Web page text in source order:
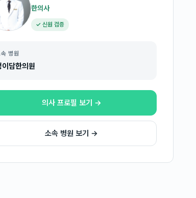
한의사
✓ 신원 검증
병원
이담한의원
의사 프로필 보기 →
소속 병원 보기 →